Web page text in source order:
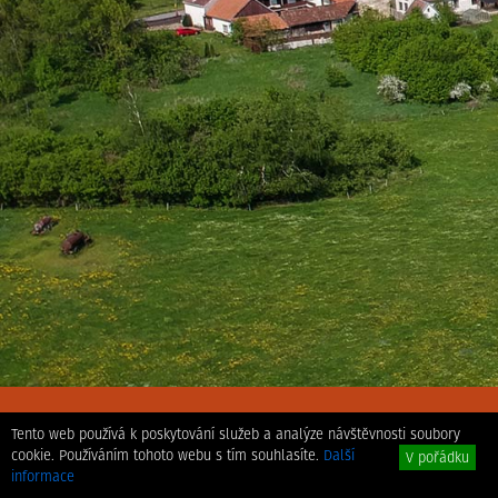
Prohlášení o přístupnosti
Tento web používá k poskytování služeb a analýze návštěvnosti soubory
cookie. Používáním tohoto webu s tím souhlasíte.
V pořádku
Další
informace